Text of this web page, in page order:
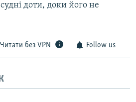
доти, доки його не
Читати без VPN Follow us